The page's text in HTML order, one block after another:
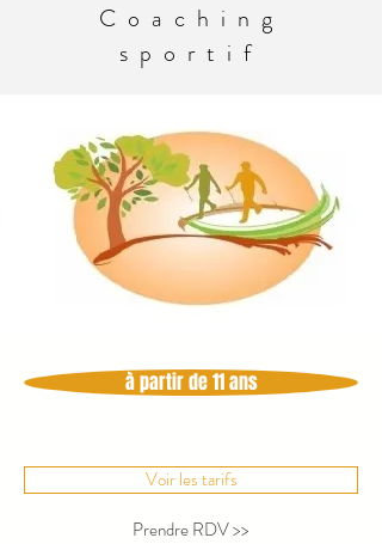
Coaching
sportif
Voir les tarifs
Prendre RDV >>
à partir de 11 ans